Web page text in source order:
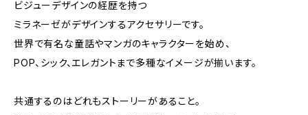
ビジューデザインの経歴を持つ
ミラネーゼがデザインするアクセサリーです。
世界で有名な童話やマンガのキャラクターを始め、
POP、シック、エレガントまで多種なイメージが揃います。
共通するのはどれもストーリーがあること。